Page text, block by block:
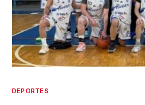
DEPORTES